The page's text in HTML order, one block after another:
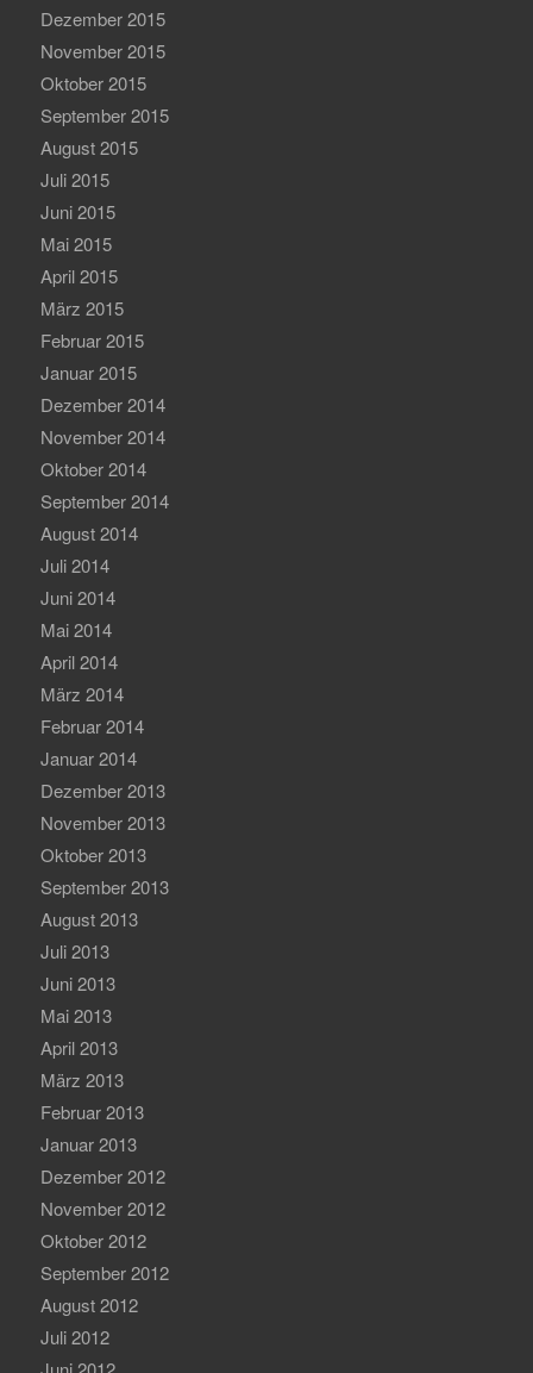
Dezember 2015
November 2015
Oktober 2015
September 2015
August 2015
Juli 2015
Juni 2015
Mai 2015
April 2015
März 2015
Februar 2015
Januar 2015
Dezember 2014
November 2014
Oktober 2014
September 2014
August 2014
Juli 2014
Juni 2014
Mai 2014
April 2014
März 2014
Februar 2014
Januar 2014
Dezember 2013
November 2013
Oktober 2013
September 2013
August 2013
Juli 2013
Juni 2013
Mai 2013
April 2013
März 2013
Februar 2013
Januar 2013
Dezember 2012
November 2012
Oktober 2012
September 2012
August 2012
Juli 2012